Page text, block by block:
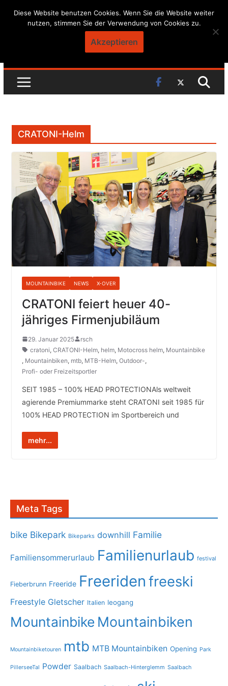
Skip
CRATONI-Helm
MOUNTAINBIKE NEWS X-OVER
CRATONI feiert heuer 40-
jähriges Firmenjubiläum
29. Januar 2025
rsch
cratoni, CRATONI-Helm, helm, Motocross helm, Mountainbike
, Mountainbiken, mtb, MTB-Helm, Outdoor-,
Profi- oder Freizeitsportler
SEIT 1985 – 100% HEAD PROTECTIONAls weltweit
agierende Premiummarke steht CRATONI seit 1985 für
100% HEAD PROTECTION im Sportbereich und
mehr...
Meta Tags
bike Bikepark Bikeparks downhill Familie
Familiensommerurlaub Familienurlaub festival
Fieberbrunn Freeride Freeriden freeski
Freestyle Gletscher Italien leogang
Mountainbike Mountainbiken
Mountainbiketouren mtb MTB Mountainbiken Opening Park
PillerseeTal Powder Saalbach Saalbach-Hinterglemm Saalbach
Diese Website benutzen Cookies. Wenn Sie die Website weiter
nutzen, stimmen Sie der Verwendung von Cookies zu.
Akzeptieren